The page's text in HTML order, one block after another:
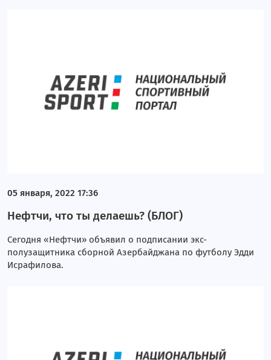
05 января, 2022 17:36
Нефтчи, что ты делаешь? (БЛОГ)
Сегодня «Нефтчи» объявил о подписании экс-
полузащитника сборной Азербайджана по футболу Эдди
Исрафилова.